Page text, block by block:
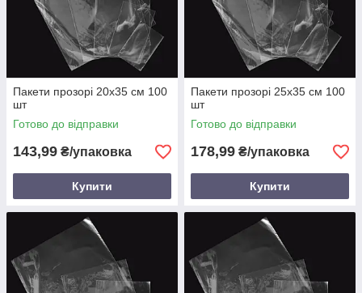
Пакети прозорі 20х35 см 100
шт
Готово до відправки
143,99 ₴/упаковка
Купити
Пакети прозорі 25х35 см 100
шт
Готово до відправки
178,99 ₴/упаковка
Купити